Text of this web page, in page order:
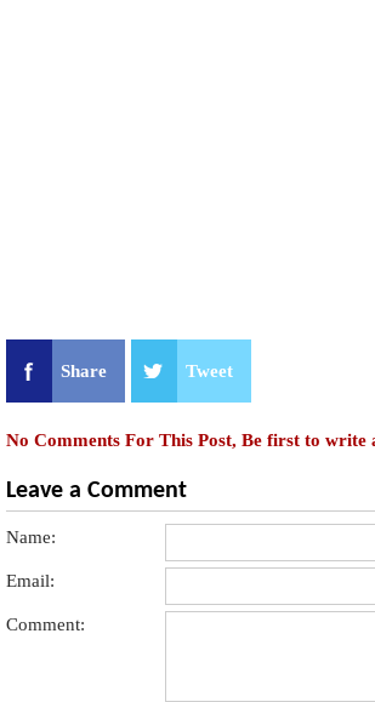
Share Tweet
No Comments For This Post, Be first to write
Leave a Comment
Name:
Email:
Comment: